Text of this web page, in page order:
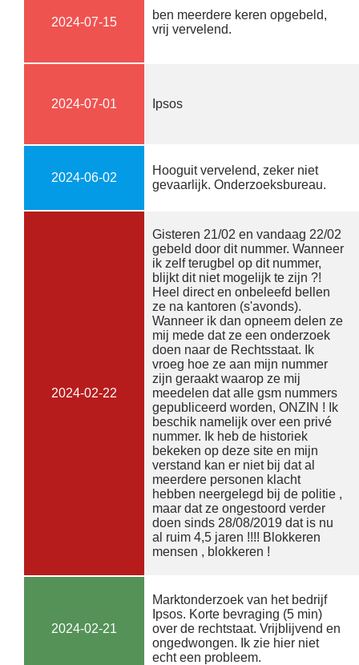
2024-07-15
ben meerdere keren opgebeld,
vrij vervelend.
2024-07-01 Ipsos
2024-06-02
Hooguit vervelend, zeker niet
gevaarlijk. Onderzoeksbureau.
2024-02-22
Gisteren 21/02 en vandaag 22/02
gebeld door dit nummer. Wanneer
ik zelf terugbel op dit nummer,
blijkt dit niet mogelijk te zijn ?!
Heel direct en onbeleefd bellen
ze na kantoren (s'avonds).
Wanneer ik dan opneem delen ze
mij mede dat ze een onderzoek
doen naar de Rechtsstaat. Ik
vroeg hoe ze aan mijn nummer
zijn geraakt waarop ze mij
meedelen dat alle gsm nummers
gepubliceerd worden, ONZIN ! Ik
beschik namelijk over een privé
nummer. Ik heb de historiek
bekeken op deze site en mijn
verstand kan er niet bij dat al
meerdere personen klacht
hebben neergelegd bij de politie ,
maar dat ze ongestoord verder
doen sinds 28/08/2019 dat is nu
al ruim 4,5 jaren !!!! Blokkeren
mensen , blokkeren !
2024-02-21
Marktonderzoek van het bedrijf
Ipsos. Korte bevraging (5 min)
over de rechtstaat. Vrijblijvend en
ongedwongen. Ik zie hier niet
echt een probleem.